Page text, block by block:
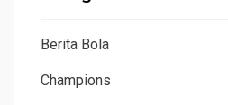
Berita Bola
Champions